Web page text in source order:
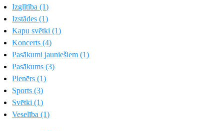
Izglītība (1)
Izstādes (1)
Kapu svētki (1)
Koncerts (4)
Pasākumi jauniešiem (1)
Pasākums (3)
Plenērs (1)
Sports (3)
Svētki (1)
Veselība (1)